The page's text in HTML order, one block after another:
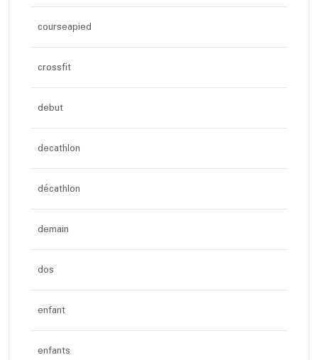
courseapied
crossfit
debut
decathlon
décathlon
demain
dos
enfant
enfants